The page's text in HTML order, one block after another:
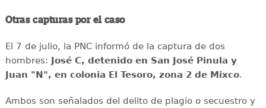
Otras capturas por el caso
El 7 de julio, la PNC informó de la captura de dos
hombres: José C, detenido en San José Pinula y
Juan "N", en colonia El Tesoro, zona 2 de Mixco.
Ambos son señalados del delito de plagio o secuestro y